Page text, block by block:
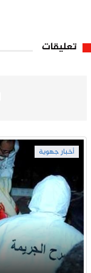
تعليقات
أخبار جهوية